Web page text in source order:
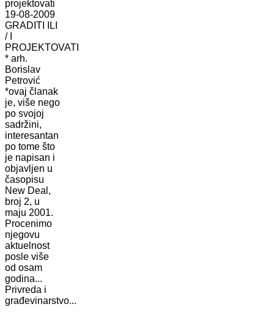
19-08-2009
GRADITI ILI
/ I
PROJEKTOVATI
* arh.
Borislav
Petrović
*ovaj članak
je, više nego
po svojoj
sadržini,
interesantan
po tome što
je napisan i
objavljen u
časopisu
New Deal,
broj 2, u
maju 2001.
Procenimo
njegovu
aktuelnost
posle više
od osam
godina...
Privreda i
građevinarstvo...